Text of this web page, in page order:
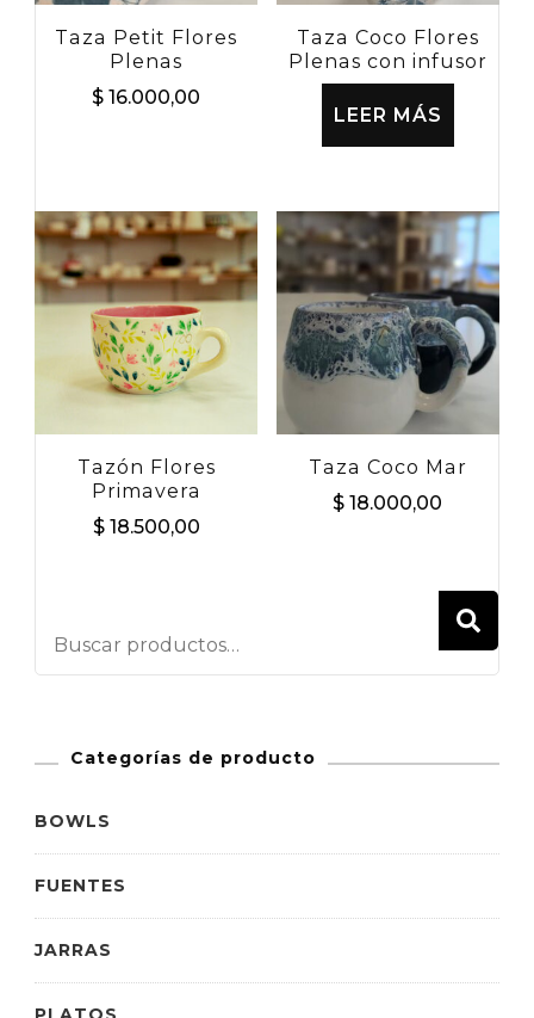
Taza Petit Flores
Plenas
$ 16.000,00
Taza Coco Flores
Plenas con infusor
LEER MÁS
Tazón Flores
Primavera
$18.500,00
Taza Coco Mar
$ 18.000,00
Categorías de producto
BOWLS
FUENTES
JARRAS